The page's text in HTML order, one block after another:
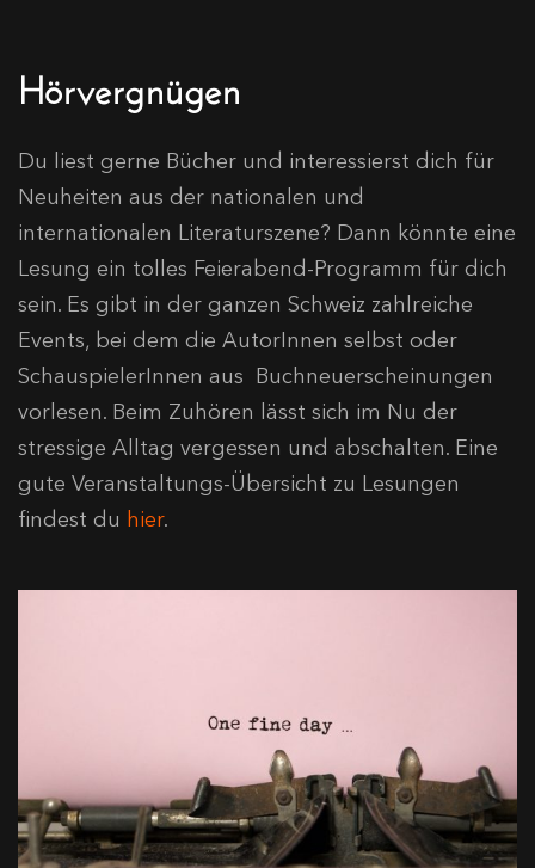
Hörvergnügen
Du liest gerne Bücher und interessierst dich für
Neuheiten aus der nationalen und
internationalen Literaturszene? Dann könnte eine
Lesung ein tolles Feierabend-Programm für dich
sein. Es gibt in der ganzen Schweiz zahlreiche
Events, bei dem die AutorInnen selbst oder
SchauspielerInnen aus Buchneuerscheinungen
vorlesen. Beim Zuhören lässt sich im Nu der
stressige Alltag vergessen und abschalten. Eine
gute Veranstaltungs-Übersicht zu Lesungen
findest du hier.